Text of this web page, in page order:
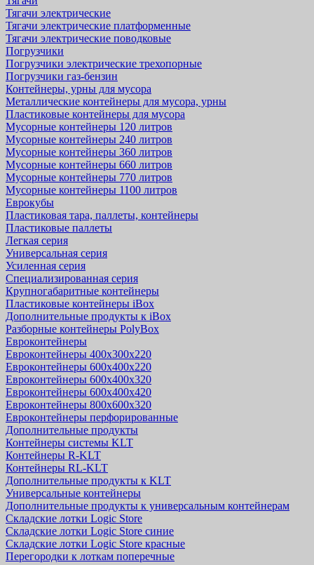
Тягачи электрические
Тягачи электрические платформенные
Тягачи электрические поводковые
Погрузчики
Погрузчики электрические трехопорные
Погрузчики газ-бензин
Контейнеры, урны для мусора
Металлические контейнеры для мусора, урны
Пластиковые контейнеры для мусора
Мусорные контейнеры 120 литров
Мусорные контейнеры 240 литров
Мусорные контейнеры 360 литров
Мусорные контейнеры 660 литров
Мусорные контейнеры 770 литров
Мусорные контейнеры 1100 литров
Еврокубы
Пластиковая тара, паллеты, контейнеры
Пластиковые паллеты
Легкая серия
Универсальная серия
Усиленная серия
Специализированная серия
Крупногабаритные контейнеры
Пластиковые контейнеры iBox
Дополнительные продукты к iBox
Разборные контейнеры PolyBox
Евроконтейнеры
Евроконтейнеры 400х300х220
Евроконтейнеры 600х400х220
Евроконтейнеры 600х400х320
Евроконтейнеры 600х400х420
Евроконтейнеры 800х600х320
Евроконтейнеры перфорированные
Дополнительные продукты
Контейнеры системы KLT
Контейнеры R-KLT
Контейнеры RL-KLT
Дополнительные продукты к KLT
Универсальные контейнеры
Дополнительные продукты к универсальным контейнерам
Складские лотки Logic Store
Складские лотки Logic Store синие
Складские лотки Logic Store красные
Перегородки к лоткам поперечные